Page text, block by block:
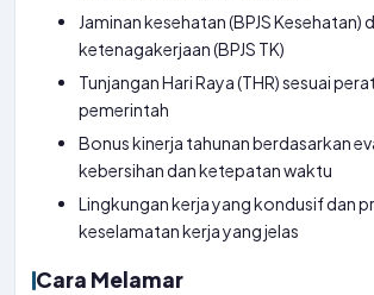
Jaminan kesehatan (BPJS Kesehatan)
ketenagakerjaan (BPJS TK)
Tunjangan Hari Raya (THR) sesuai
pemerintah
Bonus kinerja tahunan berdasarkan
kebersihan dan ketepatan waktu
Lingkungan kerja yang kondusif dan
keselamatan kerja yang jelas
Cara Melamar